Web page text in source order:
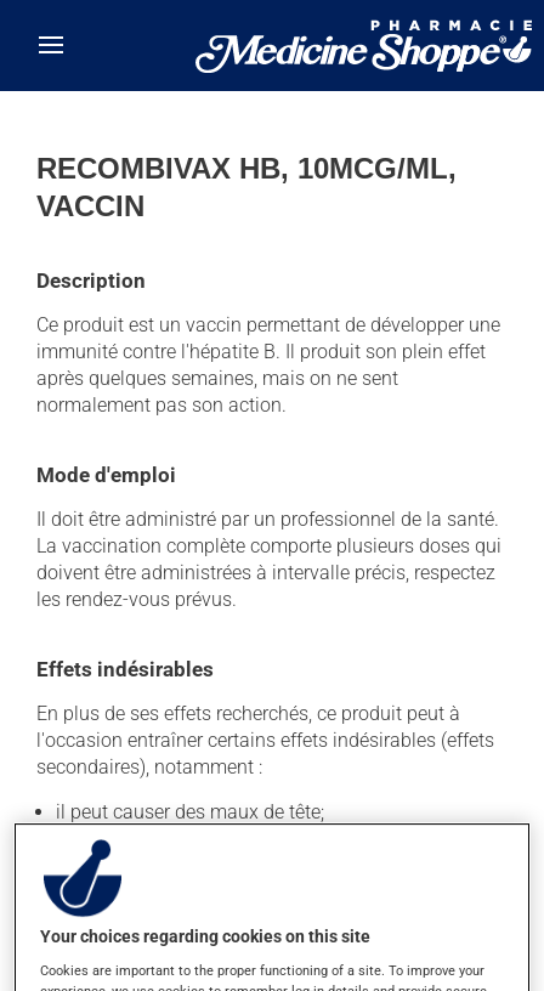
RECOMBIVAX HB, 10MCG/ML,
VACCIN
Description
Ce produit est un vaccin permettant de développer une
immunité contre l'hépatite B. Il produit son plein effet
après quelques semaines, mais on ne sent
normalement pas son action.
Mode d'emploi
Il doit être administré par un professionnel de la santé.
La vaccination complète comporte plusieurs doses qui
doivent être administrées à intervalle précis, respectez
les rendez-vous prévus.
Effets indésirables
En plus de ses effets recherchés, ce produit peut à
l'occasion entraîner certains effets indésirables (effets
secondaires), notamment :
il peut causer des maux de tête;
il peut donner des problèmes de digestion;
il peut causer des étourdissements - levez-vous
lentement et soyez prudent avant de prendre le
volant;
il peut causer une fatigue inhabituelle;
Your choices regarding cookies on this site
Cookies are important to the proper functioning of a site. To improve your